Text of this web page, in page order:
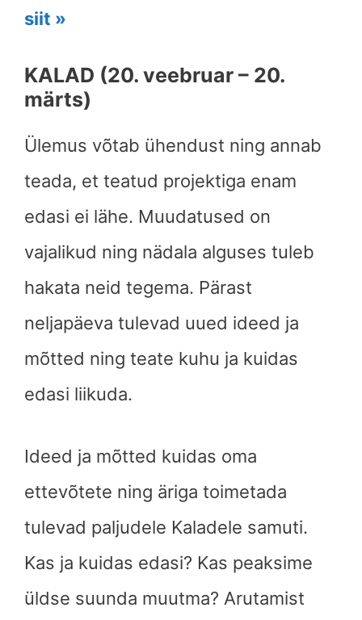
siit »
KALAD (20. veebruar – 20.
märts)
Ülemus võtab ühendust ning annab
teada, et teatud projektiga enam
edasi ei lähe. Muudatused on
vajalikud ning nädala alguses tuleb
hakata neid tegema. Pärast
neljapäeva tulevad uued ideed ja
mõtted ning teate kuhu ja kuidas
edasi liikuda.
Ideed ja mõtted kuidas oma
ettevõtete ning äriga toimetada
tulevad paljudele Kaladele samuti.
Kas ja kuidas edasi? Kas peaksime
üldse suunda muutma? Arutamist